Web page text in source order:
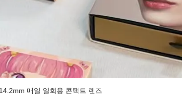
매일 일회용 콘택트 렌즈